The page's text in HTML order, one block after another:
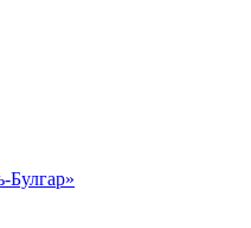
Булгар»